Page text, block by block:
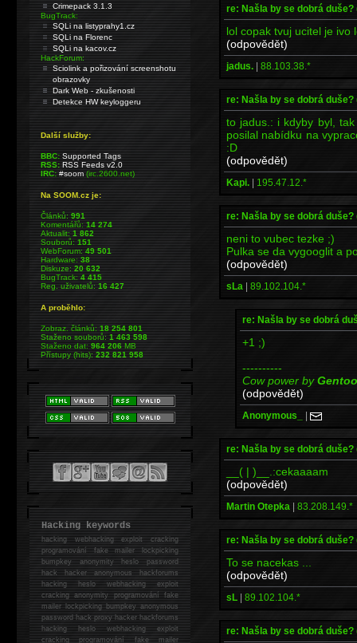
re: Našla by se dobrá
lol copak tvuj ucitel je ivo
(odpovědět)
jadus. | 88.103.38.*
re: Našla by se dobrá
to jadus.: i kdyby byl,
posilal nabídku na
:D
(odpovědět)
Kapi. | 195.47.12.*
re: Našla by se dobrá
neni to vubec tezke ;)
Pulka se da vygooglit a
(odpovědět)
sLa | 89.102.104.*
re: Našla by se dobrá
+1 ;)
----------
Cow power byGentoo
(odpovědět)
Anonymous_ |
re: Našla by se dobrá
__( | )__.:cekaaaam
(odpovědět)
Martin Otepka | 83.208.149.*
re: Našla by se dobrá
To se nacekas ...
(odpovědět)
sL | 89.102.104.*
re: Našla by se dobrá
Crimepack 3.1.3
BugTrack:
SQLi na listyprahy1.cz
SQLi na Florenc
SQLi na kacov.cz
HackForum:
Sciolink a pořizování screenshotu
obrazovky
Dark Web - zkušenosti
Detekce HW keyloggeru
Další služby:
BBC: Supported Tags
RSS: RSS Feeds v2.0
IRC: #soom(irc.2600.net)
Na SOOM.cz je:
Článků:991
Komentářů:14 274
Aktualit:1 862
Souborů:151
WebForum:49 501
Hardware:38
Diskuze:20 632
BugTrack:4 415
Reg. uživatelů:16 427
A proběhlo:
Zobraz. článků:18 254 801
Staženo souborů:1 463 598
Staženo dat:964 206MB
Přístupy (hits):232 821 958
Hacking keywords
hackingwebhacking exploit cracking
programování fake mailer lockpicking
bumpkey anonymity heslo password
hackhacker anonymous hackforums
hackingheslo webhacking exploit
cracking anonymity programování fake
mailer lockpicking bumpkey anonymous
password hack proxy hacker hackforums
hacking heslo webhacking exploit
cracking programování fake mailer